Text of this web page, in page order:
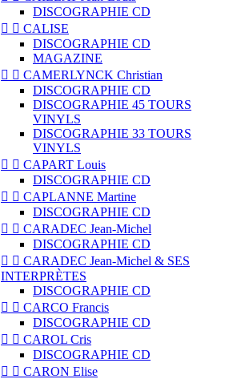
DISCOGRAPHIE CD
  CALISE
DISCOGRAPHIE CD
MAGAZINE
  CAMERLYNCK Christian
DISCOGRAPHIE CD
DISCOGRAPHIE 45 TOURS
VINYLS
DISCOGRAPHIE 33 TOURS
VINYLS
  CAPART Louis
DISCOGRAPHIE CD
  CAPLANNE Martine
DISCOGRAPHIE CD
  CARADEC Jean-Michel
DISCOGRAPHIE CD
  CARADEC Jean-Michel & SES
INTERPRÈTES
DISCOGRAPHIE CD
  CARCO Francis
DISCOGRAPHIE CD
  CAROL Cris
DISCOGRAPHIE CD
  CARON Elise